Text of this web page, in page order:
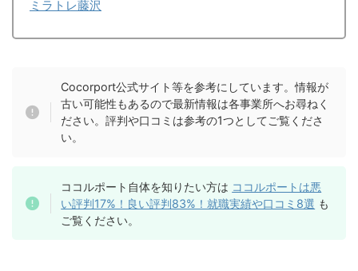
ミラトレ藤沢
Cocorport公式サイト等を参考にしています。情報が
古い可能性もあるので最新情報は各事業所へお尋ねく
ださい。評判や口コミは参考の1つとしてご覧くださ
い。
ココルポート自体を知りたい方は ココルポートは悪
い評判17%！良い評判83%！就職実績や口コミ8選 も
ご覧ください。